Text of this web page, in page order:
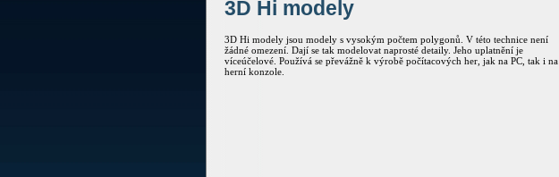
3D Hi modely
3D Hi modely jsou modely s vysokým počtem polygonů. V této technice není
žádné omezení. Dají se tak modelovat naprosté detaily. Jeho uplatnění je
víceúčelové. Používá se převážně k výrobě počítacových her, jak na PC, tak i na
herní konzole.